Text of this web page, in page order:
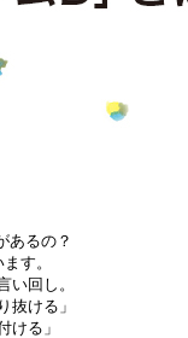
あるの？
す。
い回し。
抜ける」
ける」